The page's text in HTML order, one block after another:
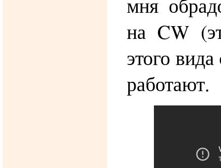
на CW
этого
работают.